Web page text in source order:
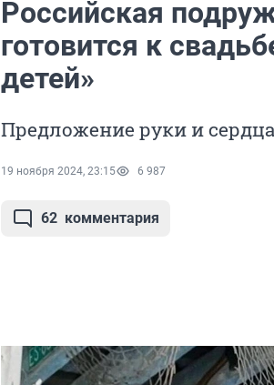
Российская
готовится к
детей»
Предложение руки и
19 ноября 2024, 23:15 6 987
62 комментария